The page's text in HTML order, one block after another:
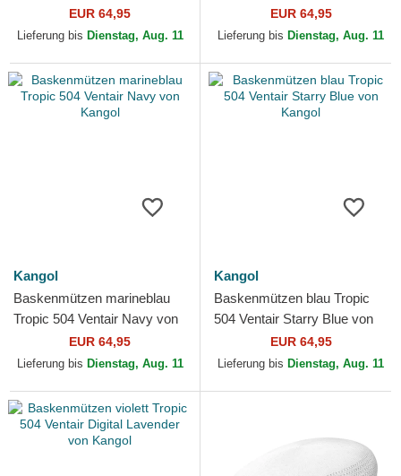
EUR 64,95
Lieferung bis Dienstag, Aug. 11
EUR 64,95
Lieferung bis Dienstag, Aug. 11
Kangol
Baskenmützen marineblau
Tropic 504 Ventair Navy von
EUR 64,95
Lieferung bis Dienstag, Aug. 11
Kangol
Baskenmützen blau Tropic
504 Ventair Starry Blue von
EUR 64,95
Lieferung bis Dienstag, Aug. 11